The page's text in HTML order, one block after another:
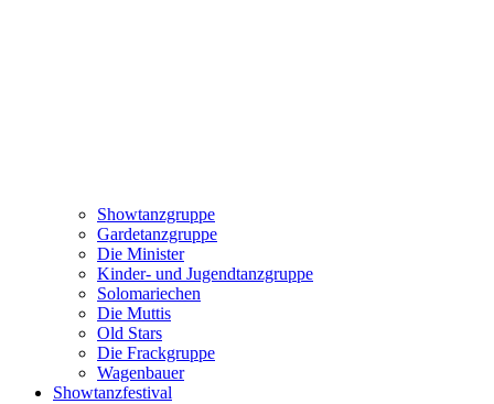
Showtanzgruppe
Gardetanzgruppe
Die Minister
Kinder- und Jugendtanzgruppe
Solomariechen
Die Muttis
Old Stars
Die Frackgruppe
Wagenbauer
Showtanzfestival